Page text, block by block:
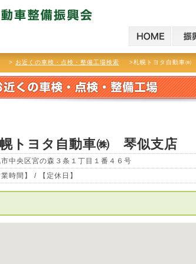
> お近くの車検・点検・整備工場検索 >札幌トヨタ自動車
トヨタ自動車㈱ 琴似支店
中央区宮の森３条１丁目１番４６号
業時間】 / 【定休日】